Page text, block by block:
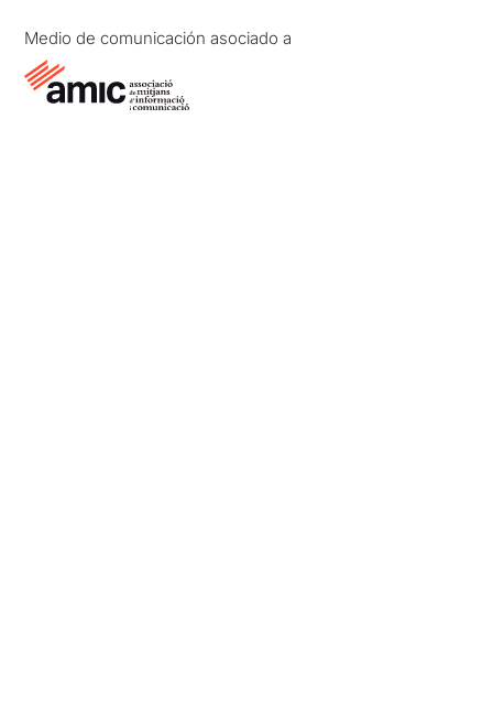
Medio de comunicación asociado a